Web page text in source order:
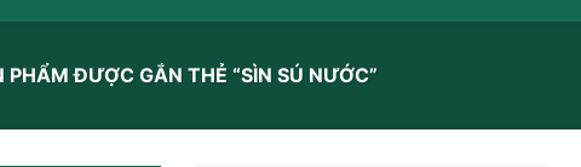
PHẨM ĐƯỢC GẮN THẺ “SÌN SÚ NƯỚC”